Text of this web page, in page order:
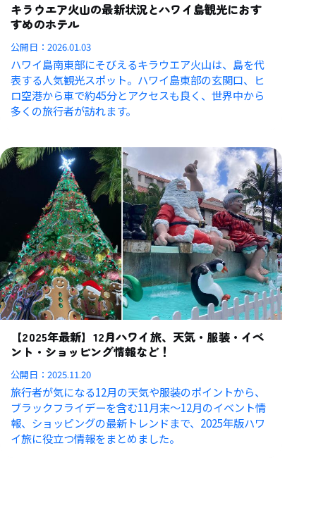
キラウエア火山の最新状況とハワイ島観光におす
すめのホテル
公開日：2026.01.03
ハワイ島南東部にそびえるキラウエア火山は、島を代
表する人気観光スポット。ハワイ島東部の玄関口、ヒ
ロ空港から車で約45分とアクセスも良く、世界中から
多くの旅行者が訪れます。
【2025年最新】12月ハワイ旅、天気・服装・イベ
ント・ショッピング情報など！
公開日：2025.11.20
旅行者が気になる12月の天気や服装のポイントから、
ブラックフライデーを含む11月末〜12月のイベント情
報、ショッピングの最新トレンドまで、2025年版ハワ
イ旅に役立つ情報をまとめました。